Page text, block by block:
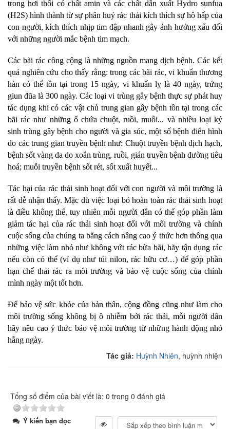
trong hơi thối có chất amin và các chất dẫn xuất Hydro sunfua
(H2S) hình thành từ sự phân huỷ rác thải kích thích sự hô hấp của
con người, kích thích nhịp tim đập nhanh gây ảnh hưởng xấu đối
với những người mắc bệnh tim mạch.
Các bãi rác công cộng là những nguồn mang dịch bệnh. Các kết
quả nghiên cứu cho thấy rằng: trong các bãi rác, vi khuẩn thương
hàn có thể tồn tại trong 15 ngày, vi khuẩn lỵ là 40 ngày, trứng
giun đũa là 300 ngày. Các loại vi trùng gây bệnh thực sự phát huy
tác dụng khi có các vật chủ trung gian gây bệnh tồn tại trong các
bãi rác như những ổ chứa chuột, ruồi, muỗi... và nhiều loại ký
sinh trùng gây bệnh cho người và gia súc, một số bệnh điển hình
do các trung gian truyền bệnh như: Chuột truyền bệnh dịch hạch,
bệnh sốt vàng da do xoắn trùng, ruồi, gián truyền bệnh đường tiêu
hoá; muỗi truyền bệnh sốt rét, sốt xuất huyết...
Tác hại của rác thải sinh hoạt đối với con người và môi trường là
rất dễ nhận thấy. Mặc dù việc loại bỏ hoàn toàn rác thải sinh hoạt
là điều không thể, tuy nhiên mỗi người dân có thể góp phần làm
giảm tác hại của rác thải sinh hoạt đối với môi trường và chính
cuộc sống của chúng ta bằng cách nâng cao ý thức hơn thông qua
những việc làm nhỏ như không vứt rác bừa bãi, hãy tận dụng rác
nếu còn có thể (ví dụ như túi nilon, rác hữu cơ…) để góp phần
hạn chế thải rác ra môi trường và bảo vệ cuộc sống của chính
mình ngày một tốt hơn.
Để bảo vệ sức khỏe của bản thân, cộng đồng cũng như làm cho
môi trường sống không bị ô nhiễm bởi rác thải, mỗi người dân
hãy nêu cao ý thức bảo vệ môi trường từ những hành động nhỏ
hằng ngày.
Tác giả: Huỳnh Nhiên, huỳnh nhiện
Tổng số điểm của bài viết là: 0 trong 0 đánh giá
Ý kiến bạn đọc